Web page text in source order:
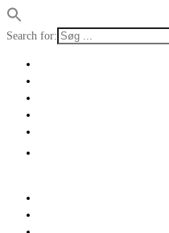
Search for: